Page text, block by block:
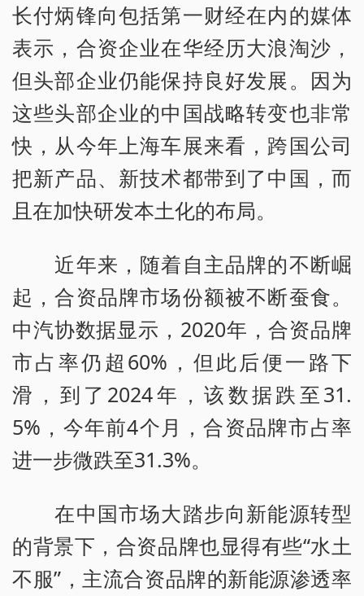
长付炳锋向包括第一财经在内的媒体
表示，合资企业在华经历大浪淘沙，
但头部企业仍能保持良好发展。因为
这些头部企业的中国战略转变也非常
快，从今年上海车展来看，跨国公司
把新产品、新技术都带到了中国，而
且在加快研发本土化的布局。
近年来，随着自主品牌的不断崛
起，合资品牌市场份额被不断蚕食。
中汽协数据显示，2020年，合资品牌
市占率仍超60%，但此后便一路下
滑，到了2024年，该数据跌至31.
5%，今年前4个月，合资品牌市占率
进一步微跌至31.3%。
在中国市场大踏步向新能源转型
的背景下，合资品牌也显得有些“水土
不服”，主流合资品牌的新能源渗透率